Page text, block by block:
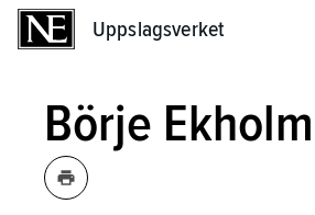
Uppslagsverket
Börje Ekholm